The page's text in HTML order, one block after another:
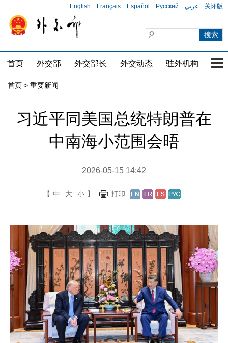
English Français Español Русский عربي 关怀版
首页 外交部 外交部长 外交动态 驻外机构 国
首页 > 重要新闻
习近平同美国总统特朗普在
中南海小范围会晤
2026-05-15 14:42
【 中 大 小 】 打印